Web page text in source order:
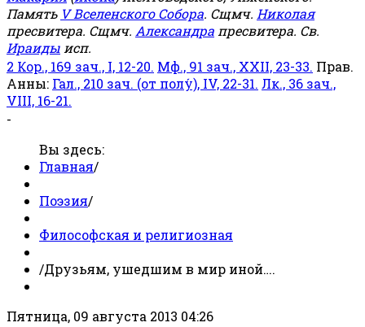
Память V Вселенского Собора. Сщмч. Николая
пресвитера. Сщмч. Александра пресвитера. Св.
Ираиды исп.
2 Кор., 169 зач., I, 12-20. Мф., 91 зач., XXII, 23-33. Прав.
Анны: Гал., 210 зач. (от полу́), IV, 22-31. Лк., 36 зач.,
VIII, 16-21.
-
Вы здесь:
Главная/
Поэзия/
Философская и религиозная
/Друзьям, ушедшим в мир иной….
Пятница, 09 августа 2013 04:26